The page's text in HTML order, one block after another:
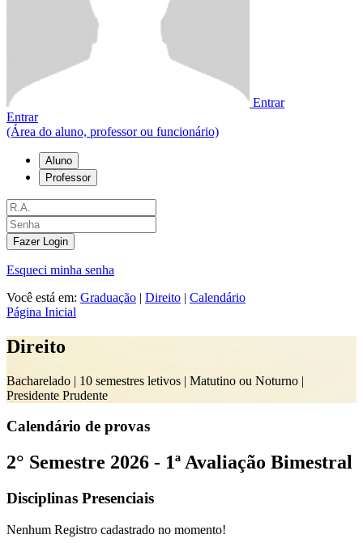
Entrar
Entrar
(Área do aluno, professor ou funcionário)
Aluno
Professor
Fazer Login
Esqueci minha senha
Você está em: Graduação | Direito | Calendário
Página Inicial
Direito
Bacharelado | 10 semestres letivos | Matutino ou Noturno |
Presidente Prudente
Calendário de provas
2° Semestre 2026 - 1ª Avaliação Bimestral
Disciplinas Presenciais
Nenhum Registro cadastrado no momento!